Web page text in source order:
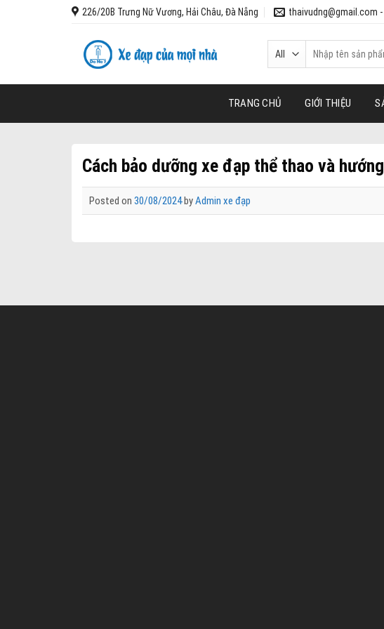
226/20B Trưng Nữ Vương, Hải Châu, Đà Nẵng thaivudng@gmail.com
Tìm
kiếm:
TRANG CHỦ GIỚI THIỆU
Cách bảo dưỡng xe đạp thể thao và
Posted on 30/08/2024byAdmin xe đạp